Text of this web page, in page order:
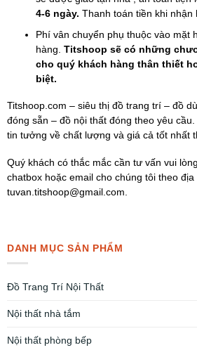
DANH MỤC SẢN PHẨM
Đồ Trang Trí Nội Thất
Nội thất nhà tắm
Nội thất phòng bếp
4-6 ngày.Thanh toán tiền khi nhận
Phí vân chuyển phụ thuộc vào mặt
hàng.Titshoop sẽ có những
cho quý khách hàng thân thiết
biệt.
Titshoop.com – siêu thị đồ trang trí – đồ
đóng sẵn – đồ nội thất đóng theo yêu
tin tưởng về chất lượng và giá cả tốt nhất
Quý khách có thắc mắc cần tư vấn vui
chatbox hoặc email cho chúng tôi theo địa
tuvan.titshoop@gmail.com.